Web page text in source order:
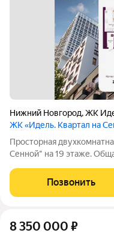
Нижний Новгород,ЖК
ЖК «Идель. Квартал на
Просторная
Сенной" на 19 этаже.
переменной этажности,
находится в 5-й секции
Позвонить
8 350 000 ₽